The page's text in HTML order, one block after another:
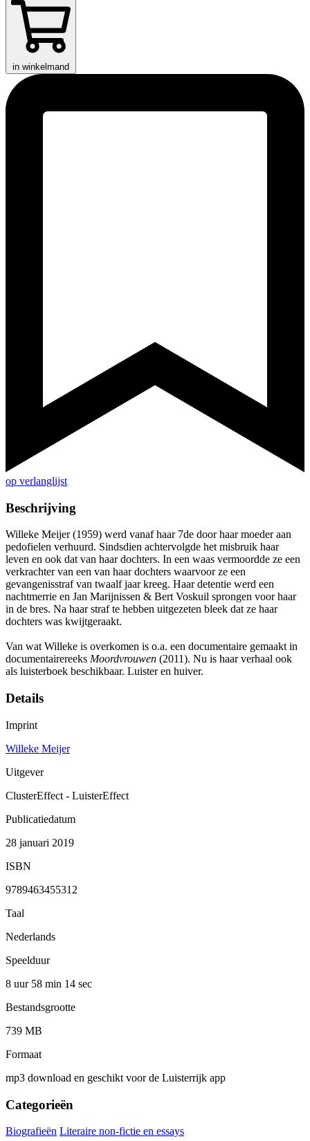
in winkelmand
op verlanglijst
Beschrijving
Willeke Meijer (1959) werd vanaf haar 7de door haar moeder aan
pedofielen verhuurd. Sindsdien achtervolgde het misbruik haar
leven en ook dat van haar dochters. In een waas vermoordde ze een
verkrachter van een van haar dochters waarvoor ze een
gevangenisstraf van twaalf jaar kreeg. Haar detentie werd een
nachtmerrie en Jan Marijnissen & Bert Voskuil sprongen voor haar
in de bres. Na haar straf te hebben uitgezeten bleek dat ze haar
dochters was kwijtgeraakt.
Van wat Willeke is overkomen is o.a. een documentaire gemaakt in
documentairereeks Moordvrouwen (2011). Nu is haar verhaal ook
als luisterboek beschikbaar. Luister en huiver.
Details
Imprint
Willeke Meijer
Uitgever
ClusterEffect - LuisterEffect
Publicatiedatum
28 januari 2019
ISBN
9789463455312
Taal
Nederlands
Speelduur
8 uur 58 min 14 sec
Bestandsgrootte
739 MB
Formaat
mp3 download en geschikt voor de Luisterrijk app
Categorieën
Biografieën Literaire non-fictie en essays